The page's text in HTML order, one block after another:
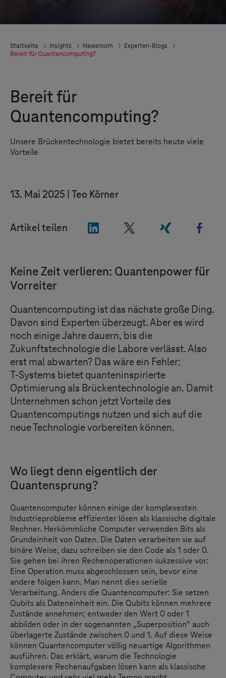
Startseite Insights Newsroom
Experten-Blogs
Bereit für Quantencomputing?
Bereit für
Quantencomputing?
Unsere Brückentechnologie bietet bereits heute viele
Vorteile
13. Mai 2025 Teo Körner
Artikel teilen "LinkedIn" "Xing"
Keine Zeit verlieren: Quantenpower für
Vorreiter
Quantencomputing ist das nächste große Ding.
Davon sind Experten überzeugt. Aber es wird
noch einige Jahre dauern, bis die
Zukunftstechnologie die Labore verlässt. Also
erst mal abwarten? Das wäre ein Fehler:
T-Systems bietet quanteninspirierte
Optimierung als Brückentechnologie an. Damit
Unternehmen schon jetzt Vorteile des
Quantencomputings nutzen und sich auf die
neue Technologie vorbereiten können.
Wo liegt denn eigentlich der
Quantensprung?
Quantencomputer können einige der komplexesten
Industrieprobleme effizienter lösen als klassische digitale
Rechner. Herkömmliche Computer verwenden Bits als
Grundeinheit von Daten. Die Daten verarbeiten sie auf
binäre Weise, dazu schreiben sie den Code als 1 oder 0.
Sie gehen bei ihren Rechenoperationen sukzessive vor:
Eine Operation muss abgeschlossen sein, bevor eine
andere folgen kann. Man nennt dies serielle
Verarbeitung. Anders die Quantencomputer: Sie setzen
Qubits als Dateneinheit ein. Die Qubits können mehrere
Zustände annehmen; entweder den Wert 0 oder 1
abbilden oder in der sogenannten „Superposition“ auch
überlagerte Zustände zwischen 0 und 1. Auf diese Weise
können Quantencomputer völlig neuartige Algorithmen
ausführen. Das erklärt, warum die Technologie
komplexere Rechenaufgaben lösen kann als klassische